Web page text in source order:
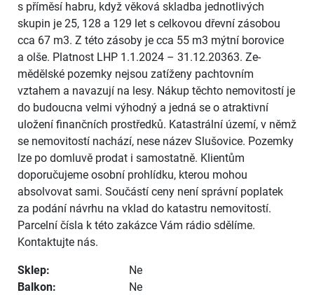
s příměsí habru, když věková skladba jednotlivých
skupin je 25, 128 a 129 let s celkovou dřevní zásobou
cca 67 m3. Z této zásoby je cca 55 m3 mýtní borovice
a olše. Platnost LHP 1.1.2024 – 31.12.20363. Ze­
mědělské pozemky nejsou zatíženy pachtovním
vztahem a navazují na lesy. Nákup těchto nemovitostí je
do budoucna velmi výhodný a jedná se o atraktivní
uložení finančních prostředků. Katastrální území, v němž
se nemovitostí nachází, nese název Slušovice. Pozemky
lze po domluvě prodat i samostatně. Klientům
doporučujeme osobní prohlídku, kterou mohou
absolvovat sami. Součástí ceny není správní poplatek
za podání návrhu na vklad do katastru nemovitostí.
Parcelní čísla k této zakázce Vám rádio sdělíme.
Kontaktujte nás.
Sklep:
Ne
Balkon:
Ne